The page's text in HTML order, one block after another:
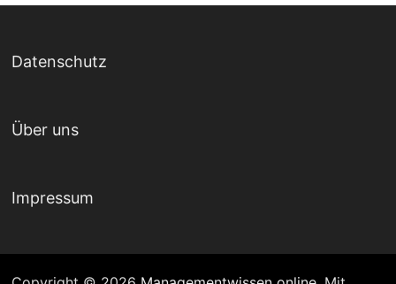
Datenschutz
Über uns
Impressum